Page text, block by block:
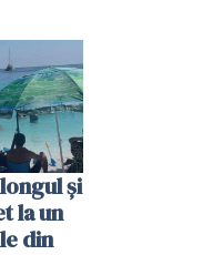
și
la un
din